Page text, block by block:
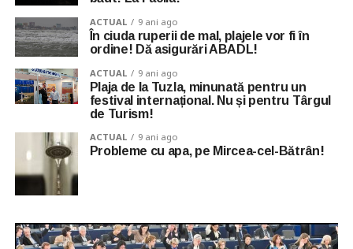
ACTUAL 9 ani ago
În ciuda ruperii de mal, plajele vor fi în
ordine! Dă asigurări ABADL!
ACTUAL 9 ani ago
Plaja de la Tuzla, minunată pentru un
festival internațional. Nu și pentru Târgul
de Turism!
ACTUAL 9 ani ago
Probleme cu apa, pe Mircea-cel-Bătrân!